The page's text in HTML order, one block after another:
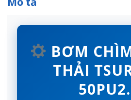
BƠM
THẢI